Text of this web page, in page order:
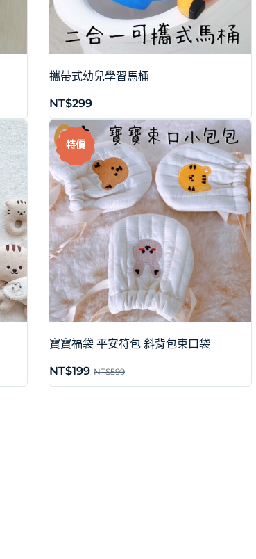
攜帶式幼兒學習馬桶
NT$299
特價
寶寶福袋 平安符包 斜背包束口袋
NT$599
NT$199